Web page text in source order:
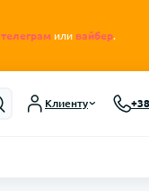
телеграм или вайбер.
Клиенту